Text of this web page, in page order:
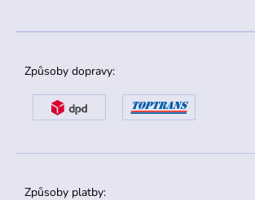
Způsoby dopravy:
Způsoby platby: